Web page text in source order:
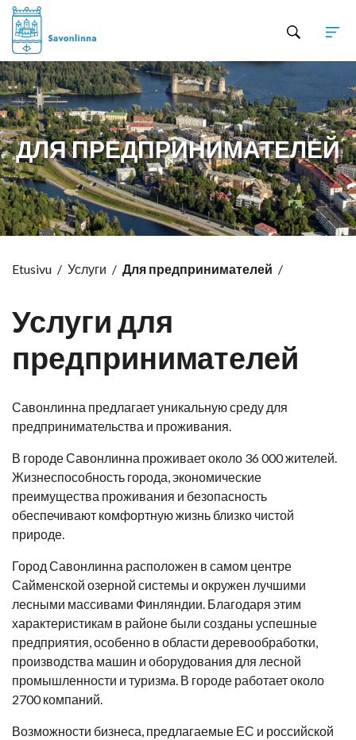
ДЛЯ ПРЕДПРИНИМАТЕЛЕЙ
Etusivu / Услуги / Для предпринимателей /
Услуги для
предпринимателей
Савонлинна предлагает уникальную среду для
предпринимательства и проживания.
В городе Савонлинна проживает около 36 000 жителей.
Жизнеспособность города, экономические
преимущества проживания и безопасность
обеспечивают комфортную жизнь близко чистой
природе.
Город Савонлинна расположен в самом центре
Сайменской озерной системы и окружен лучшими
лесными массивами Финляндии. Благодаря этим
характеристикам в районе были созданы успешные
предприятия, особенно в области деревообработки,
производства машин и оборудования для лесной
промышленности и туризмa. В городе работает около
2700 компаний.
Возможности бизнеса, предлагаемые ЕС и российской